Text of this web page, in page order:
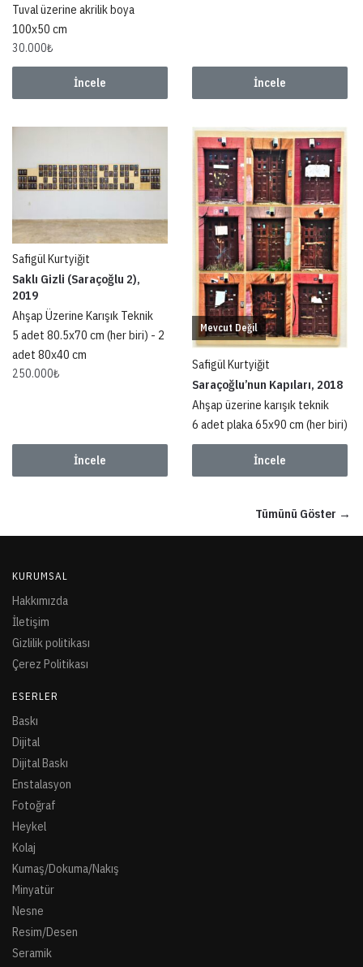
Tuval üzerine akrilik boya
100x50 cm
30.000₺
İncele İncele
Safigül Kurtyiğit
Saklı Gizli (Saraçoğlu 2),
2019
Ahşap Üzerine Karışık Teknik
5 adet 80.5x70 cm (her biri) - 2
adet 80x40 cm
250.000₺
İncele
Mevcut Değil
Safigül Kurtyiğit
Saraçoğlu’nun Kapıları, 2018
Ahşap üzerine karışık teknik
6 adet plaka 65x90 cm (her biri)
İncele
Tümünü Göster →
KURUMSAL
Hakkımızda
İletişim
Gizlilik politikası
Çerez Politikası
ESERLER
Baskı
Dijital
Dijital Baskı
Enstalasyon
Fotoğraf
Heykel
Kolaj
Kumaş/Dokuma/Nakış
Minyatür
Nesne
Resim/Desen
Seramik